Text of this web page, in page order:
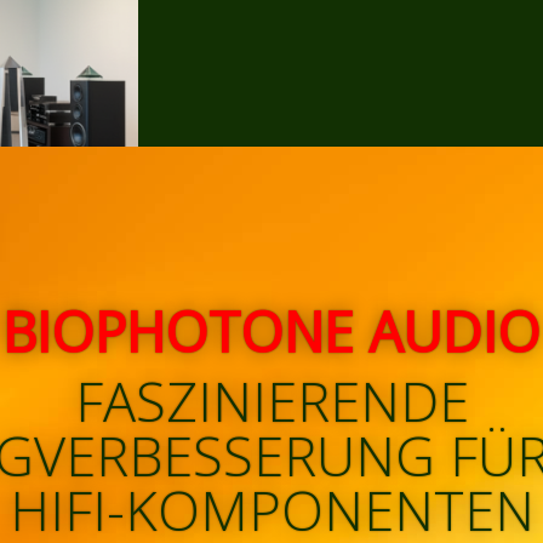
BIOPHOTONE AUDIO
FASZINIERENDE
HIFI-KOMPONENTEN